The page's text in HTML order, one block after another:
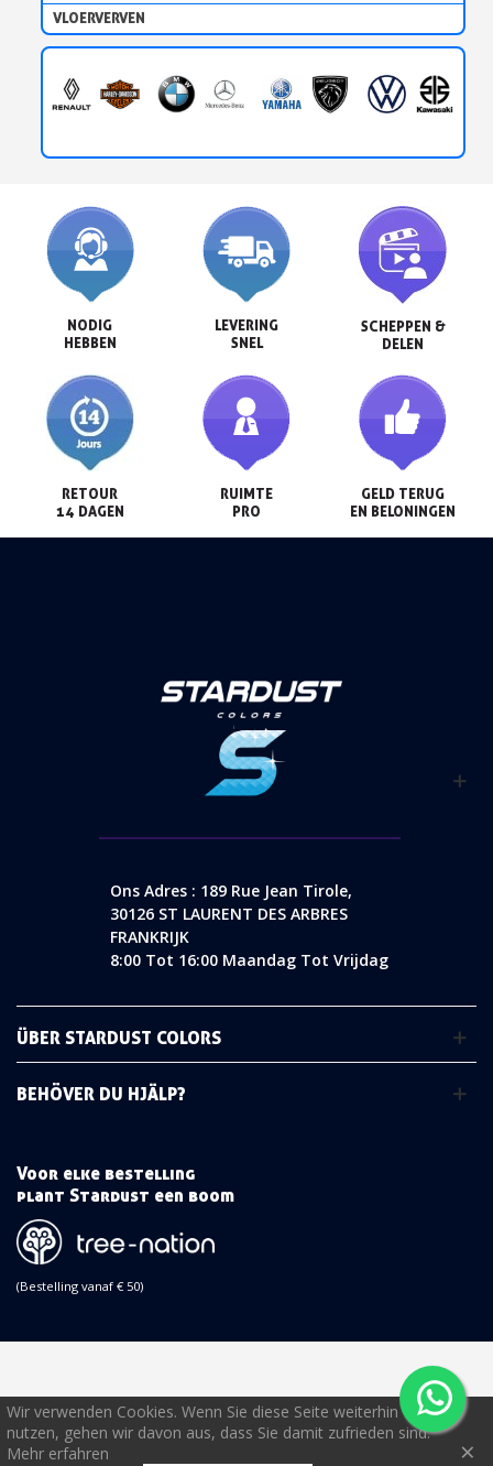
VLOERVERVEN
NODIG
HEBBEN
LEVERING
SNEL
SCHEPPEN &
DELEN
RETOUR
14 DAGEN
RUIMTE
PRO
GELD TERUG
EN BELONINGEN
Ons Adres : 189 Rue Jean Tirole,
30126 ST LAURENT DES ARBRES
FRANKRIJK
8:00 Tot 16:00 Maandag Tot Vrijdag
ÜBER STARDUST COLORS
BEHÖVER DU HJÄLP?
Voor elke bestelling
plant Stardust een boom
(Bestelling vanaf € 50)
Wir verwenden Cookies. Wenn Sie diese Seite weiterhin
nutzen, gehen wir davon aus, dass Sie damit zufrieden sind.
Mehr erfahren
×